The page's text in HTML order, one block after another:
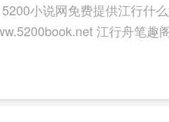
小说网免费提供江行什么
三秒记住本站：5200小说网 网址：